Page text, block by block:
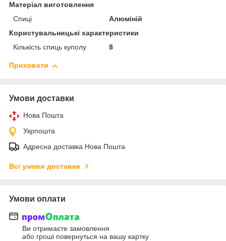
Матеріал виготовлення
Спиці
Алюміній
Користувальницькі характеристики
Кількість спиць куполу
8
Приховати
Умови доставки
Нова Пошта
Укрпошта
Адресна доставка Нова Пошта
Всі умови доставки
Умови оплати
Ви отримаєте замовлення
або гроші повернуться на вашу картку